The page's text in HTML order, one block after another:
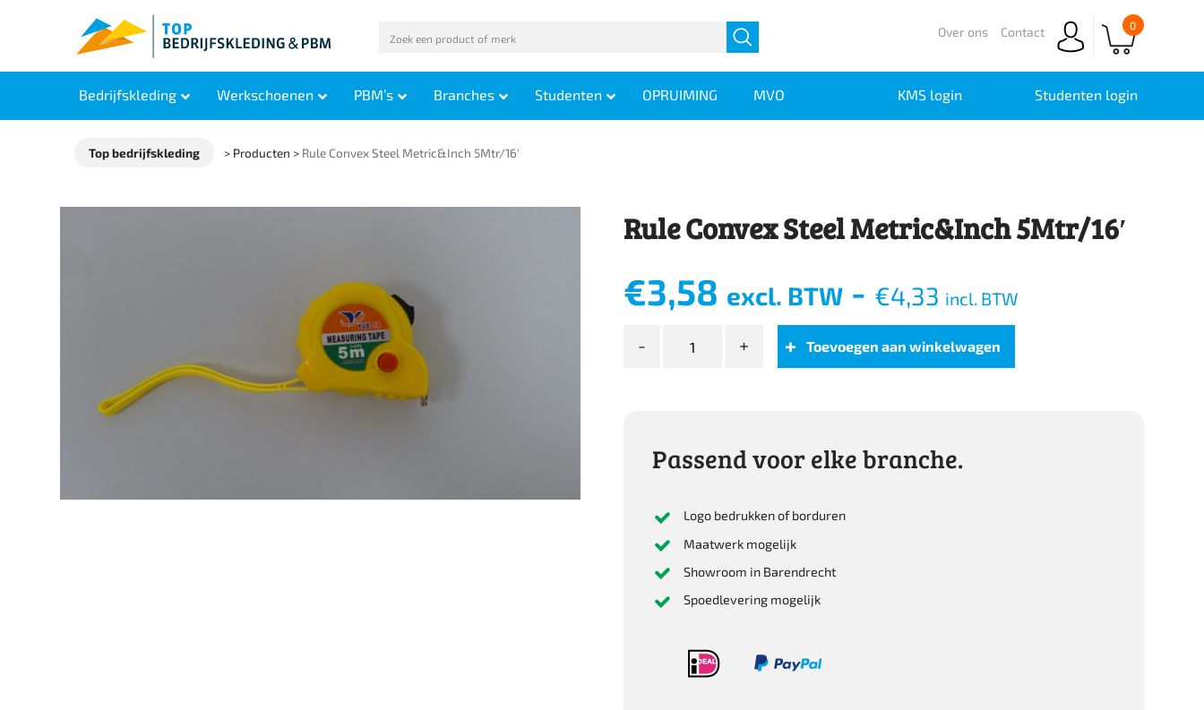
0
Over ons Contact
Bedrijfskleding Werkschoenen PBM’s Branches Studenten OPRUIMING MVO KMS login Studenten login
Top bedrijfskleding > Producten > Rule Convex Steel Metric&Inch 5Mtr/16′
Rule Convex Steel Metric&Inch 5Mtr/16′
€3,58 excl. BTW - €4,33 incl. BTW
Convex
Toevoegen aan winkelwagen
Passend voor elke branche.
Logo bedrukken of borduren
Maatwerk mogelijk
Showroom in Barendrecht
Spoedlevering mogelijk